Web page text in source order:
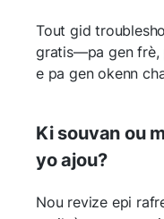
Tout gid
gratis—pa gen frè,
e pa gen okenn
Ki souvan ou
yo ajou?
Nou revize epi